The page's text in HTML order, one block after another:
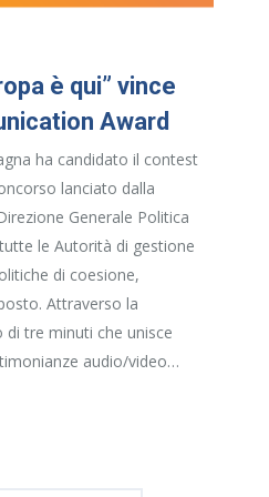
è qui” vince
Award
ha candidato il contest
lanciato dalla
Generale Politica
le Autorità di gestione
di coesione,
Attraverso la
di tre minuti che unisce
audio/video…